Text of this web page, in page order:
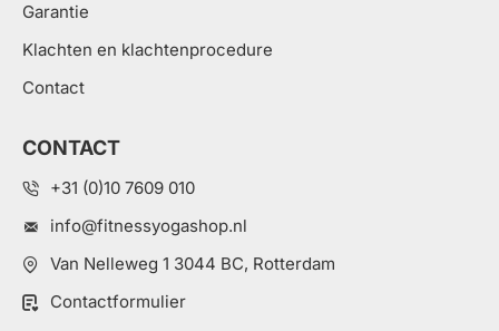
Garantie
Klachten en klachtenprocedure
Contact
CONTACT
+31 (0)10 7609 010
info@fitnessyogashop.nl
Van Nelleweg 1 3044 BC, Rotterdam
Contactformulier